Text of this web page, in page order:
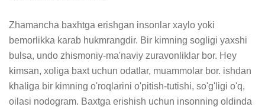
Zhamancha baxhtga erishgan insonlar xaylo yoki
bemorlikka karab hukmrangdir. Bir kimning sogligi yaxshi
bulsa, undo zhismoniy-ma'naviy zuravonliklar bor. Hey
kimsan, xoliga baxt uchun odatlar, muammolar bor. ishdan
khaliga bir kimning o'roqlarini o'pitish-tutishi, so'g'ligi o'q,
oilasi nodogram. Baxtga erishish uchun insonning oldinda